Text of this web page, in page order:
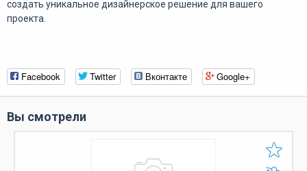
создать уникальное дизайнерское решение для вашего
проекта.
Facebook Twitter Вконтакте Google+
Вы смотрели